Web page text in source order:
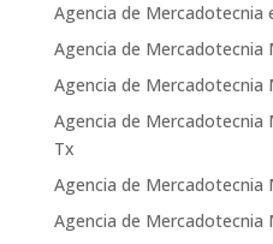
Agencia de Mercadotecnia
Agencia de Mercadotecnia
Agencia de Mercadotecnia
Agencia de
Tx
Agencia de Mercadotecnia
Agencia de Mercadotecnia